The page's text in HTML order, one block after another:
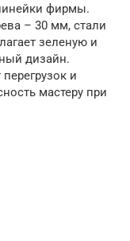
фирмы.
– 30 мм, стали
зеленую и
дизайн.
и
мастеру при